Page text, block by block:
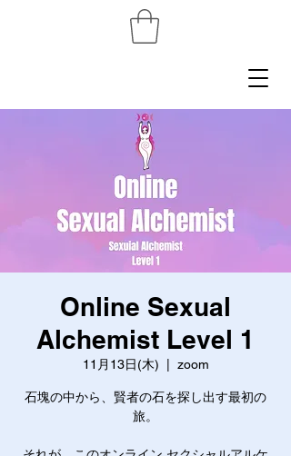
Online Sexual
Alchemist Level 1
11月13日(木) zoom
石塊の中から、賢者の石を探し出す最初の
旅。